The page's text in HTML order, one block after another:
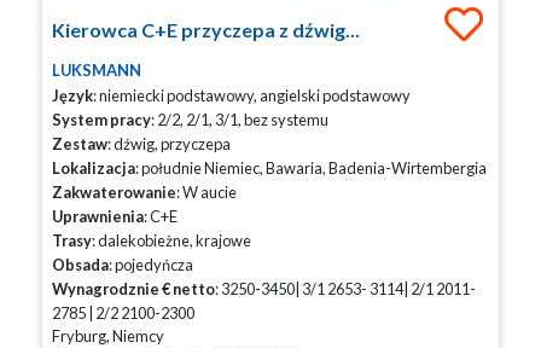
Kierowca C+E przyczepa z dźwig...
LUKSMANN
Język: niemiecki podstawowy, angielski podstawowy
System pracy: 2/2, 2/1, 3/1, bez systemu
Zestaw: dźwig, przyczepa
Lokalizacja: południe Niemiec, Bawaria, Badenia-Wirtembergia
Zakwaterowanie: W aucie
Uprawnienia: C+E
Trasy: dalekobieżne, krajowe
Obsada: pojedyńcza
Wynagrodznie € netto: 3250-3450| 3/1 2653- 3114| 2/1 2011-
2785 | 2/2 2100-2300
Fryburg, Niemcy